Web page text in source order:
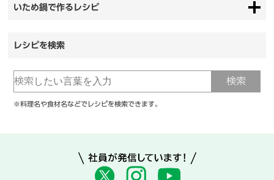
いため鍋で作るレシピ
レシピを検索
※料理名や食材名などでレシピを検索できます。